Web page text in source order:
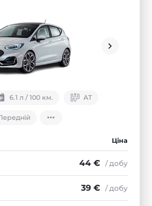
6.1 л / 100 км. АТ
Ціна
44 € / добу
39 € / добу